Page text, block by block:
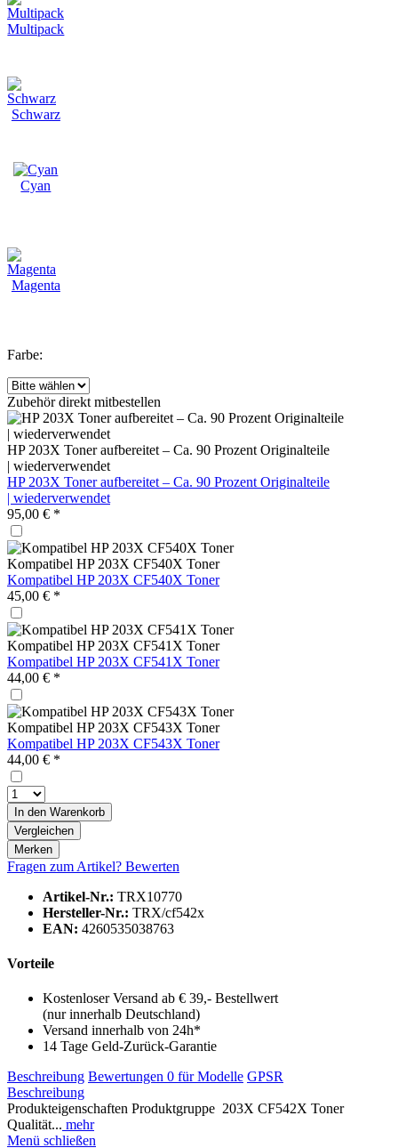
Multipack
Schwarz
Cyan
Magenta
Farbe:
Zubehör direkt mitbestellen
HP 203X Toner aufbereitet – Ca. 90 Prozent Originalteile
| wiederverwendet
HP 203X Toner aufbereitet – Ca. 90 Prozent Originalteile
| wiederverwendet
95,00 € *
Kompatibel HP 203X CF540X Toner
Kompatibel HP 203X CF540X Toner
45,00 € *
Kompatibel HP 203X CF541X Toner
Kompatibel HP 203X CF541X Toner
44,00 € *
Kompatibel HP 203X CF543X Toner
Kompatibel HP 203X CF543X Toner
44,00 € *
In den Warenkorb
Vergleichen
Merken
Fragen zum Artikel? Bewerten
Artikel-Nr.: TRX10770
Hersteller-Nr.: TRX/cf542x
EAN: 4260535038763
Vorteile
Kostenloser Versand ab € 39,- Bestellwert
(nur innerhalb Deutschland)
Versand innerhalb von 24h*
14 Tage Geld-Zurück-Garantie
Beschreibung Bewertungen 0 für Modelle GPSR
Beschreibung
Produkteigenschaften Produktgruppe 203X CF542X Toner
Qualität... mehr
Menü schließen